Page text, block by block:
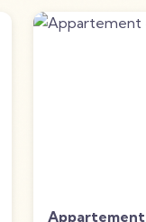
Appartement